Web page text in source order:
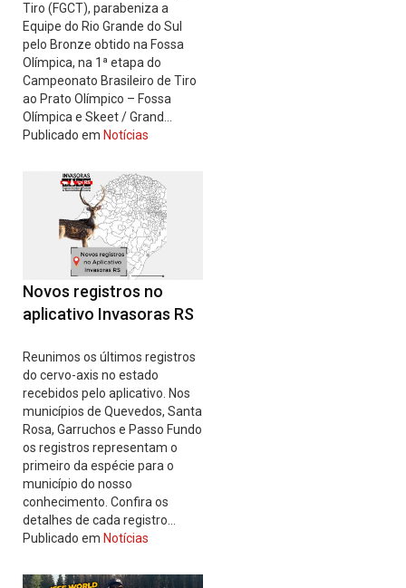
Tiro (FGCT), parabeniza a
Equipe do Rio Grande do Sul
pelo Bronze obtido na Fossa
Olímpica, na 1ª etapa do
Campeonato Brasileiro de Tiro
ao Prato Olímpico – Fossa
Olímpica e Skeet / Grand…
Publicado em Notícias
Novos registros no
aplicativo Invasoras RS
Reunimos os últimos registros
do cervo-axis no estado
recebidos pelo aplicativo. Nos
municípios de Quevedos, Santa
Rosa, Garruchos e Passo Fundo
os registros representam o
primeiro da espécie para o
município do nosso
conhecimento. Confira os
detalhes de cada registro…
Publicado em Notícias